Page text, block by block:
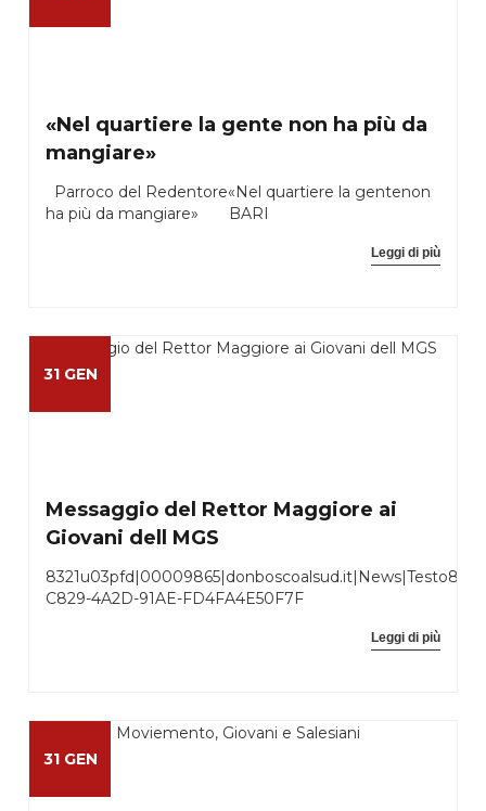
«Nel quartiere la gente non ha più da
mangiare»
Parroco del Redentore«Nel quartiere la gentenon
ha più da mangiare» BARI
Leggi di più
31 GEN
Messaggio del Rettor Maggiore ai
Giovani dell MGS
C829-4A2D-91AE-FD4FA4E50F7F
Leggi di più
31 GEN